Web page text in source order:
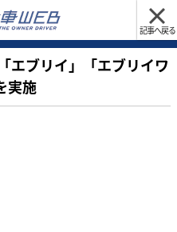
記事へ戻る
エブリイ」「エブリイワ
実施